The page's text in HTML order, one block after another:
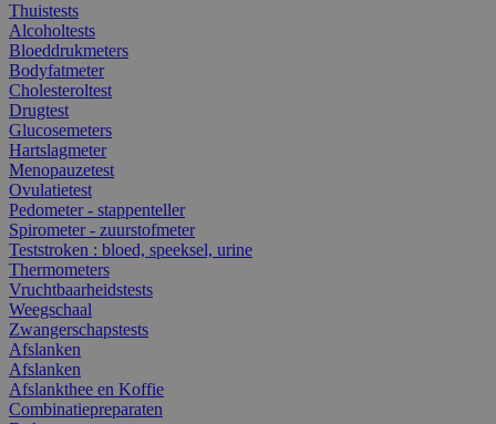
Thuistests
Alcoholtests
Bloeddrukmeters
Bodyfatmeter
Cholesteroltest
Drugtest
Glucosemeters
Hartslagmeter
Menopauzetest
Ovulatietest
Pedometer - stappenteller
Spirometer - zuurstofmeter
Teststroken : bloed, speeksel, urine
Thermometers
Vruchtbaarheidstests
Weegschaal
Zwangerschapstests
Afslanken
Afslanken
Afslankthee en Koffie
Combinatiepreparaten